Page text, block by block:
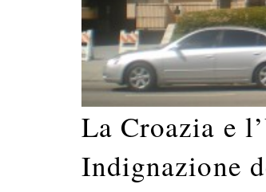
La Croazia e
Indignazione